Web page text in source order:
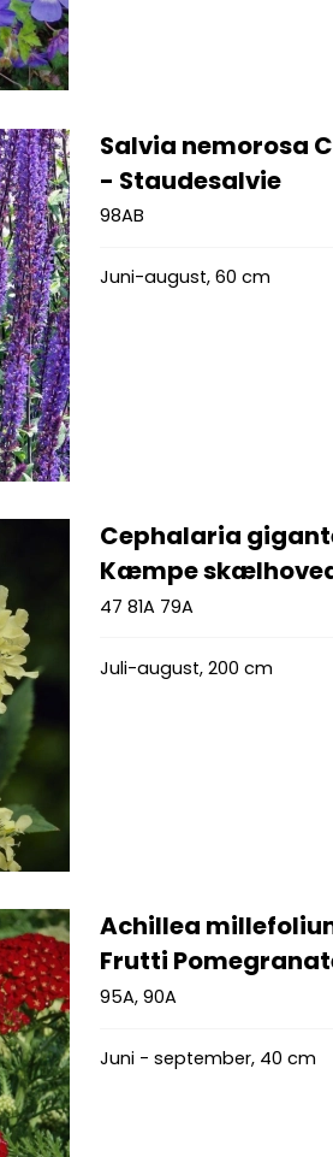
Salvia nemorosa
- Staudesalvie
98AB
Juni-august, 60 cm
Cephalaria
Kæmpe
47 81A 79A
Juli-august, 200 cm
Achillea
Frutti
95A, 90A
Juni - september, 40 cm